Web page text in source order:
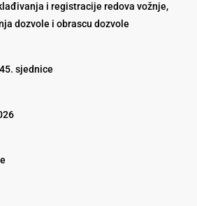
i registracije redova vožnje,
dozvole i obrascu dozvole
sjednice